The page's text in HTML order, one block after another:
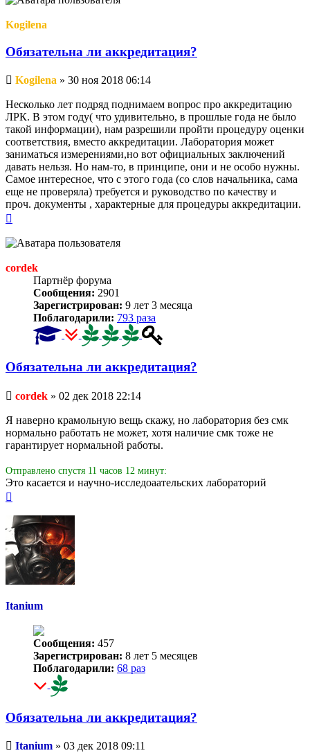
Kogilena
Обязательна ли аккредитация?
Непрочитанное
сообщение
Kogilena » 30 ноя 2018 06:14
Несколько лет подряд поднимаем вопрос про аккредитацию
ЛРК. В этом году( что удивительно, в прошлые года не было
такой информации), нам разрешили пройти процедуру оценки
соответствия, вместо аккредитации. Лаборатория может
заниматься измерениями,но вот официальных заключений
давать нельзя. Но нам-то, в принципе, они и не особо нужны.
Самое интересное, что с этого года (со слов начальника, сама
еще не проверяла) требуется и руководство по качеству и
проч. документы , характерные для процедуры аккредитации.
началу
cordek
Партнёр форума
Сообщения: 2901
Зарегистрирован: 9 лет 3 месяца
Поблагодарили: 793 раза
Обязательна ли аккредитация?
Непрочитанное
cordek » 02 дек 2018 22:14
Я наверно крамольную вещь скажу, но лаборатория без смк
нормально работать не может, хотя наличие смк тоже не
гарантирует нормальной работы.
Отправлено спустя 11 часов 12 минут:
Это касается и научно-исследоаательских лабораторий
началу
Itanium
Сообщения: 457
Зарегистрирован: 8 лет 5 месяцев
Поблагодарили: 68 раз
Обязательна ли аккредитация?
Непрочитанное
Itanium » 03 дек 2018 09:11